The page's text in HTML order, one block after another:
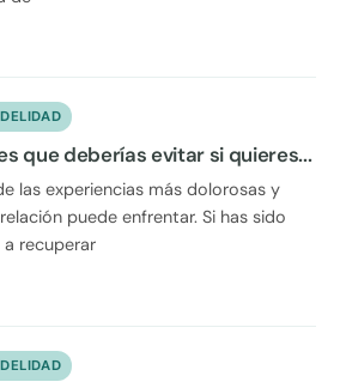
que deberías evitar si quieres...
las experiencias más dolorosas y
puede enfrentar. Si has sido
recuperar